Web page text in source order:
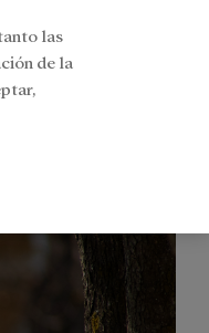
Buscar
las
de la